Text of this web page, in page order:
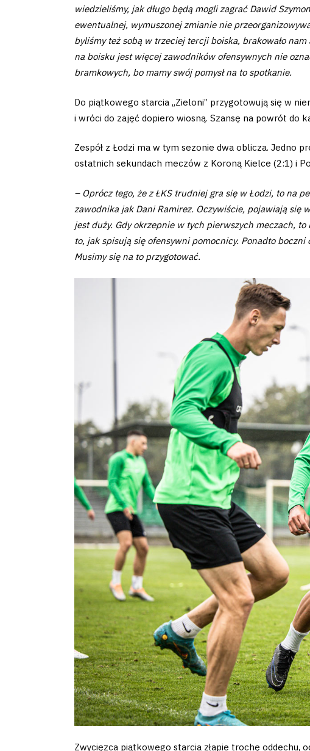
Privacy
Development
Warta’s
#WORTHdownload
wiedzieliśmy, jak długo będą mogli zagrać Dawid
ewentualnej, wymuszonej zmianie nie
byliśmy też sobą w trzeciej tercji boiska, brakowało
na boisku jest więcej zawodników ofensywnych nie
bramkowych, bo mamy swój pomysł na to spotkanie.
Do piątkowego starcia „Zieloni” przygotowują się w
i wróci do zajęć dopiero wiosną. Szansę na powrót do
Zespół z Łodzi ma w tym sezonie dwa oblicza. Jedno
ostatnich sekundach meczów z Koroną Kielce (2:1) i
– Oprócz tego, że z ŁKS trudniej gra się w Łodzi, to na
zawodnika jak Dani Ramirez. Oczywiście, pojawiają się
jest duży. Gdy okrzepnie w tych pierwszych meczach,
to, jak spisują się ofensywni pomocnicy. Ponadto
Musimy się na to przygotować.
Zwycięzca piątkowego starcia złapie trochę oddechu,